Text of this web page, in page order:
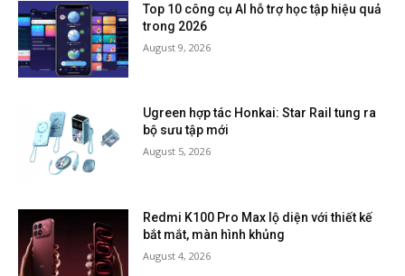
Top 10 công cụ AI hỗ trợ học tập hiệu quả
trong 2026
August 9, 2026
Ugreen hợp tác Honkai: Star Rail tung ra
bộ sưu tập mới
August 5, 2026
Redmi K100 Pro Max lộ diện với thiết kế
bắt mắt, màn hình khủng
August 4, 2026